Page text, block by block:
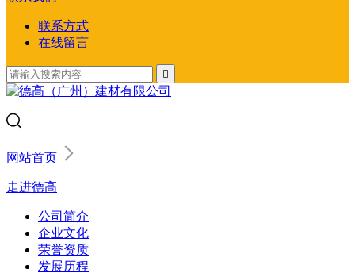
联系方式
在线留言

网站首页
走进德高
公司简介
企业文化
荣誉资质
发展历程